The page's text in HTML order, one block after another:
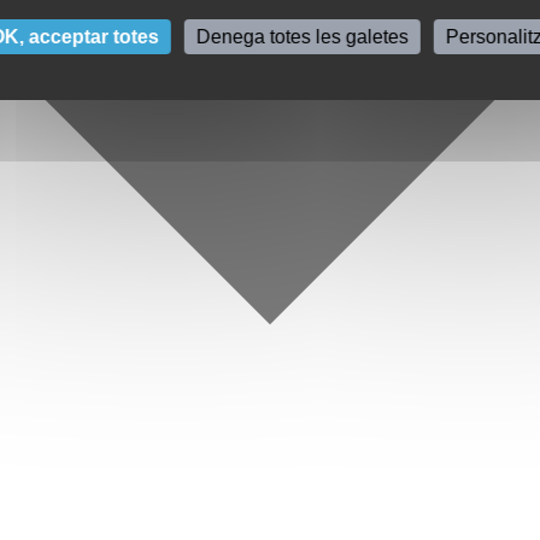
acceptar totes Denega totes les galetes